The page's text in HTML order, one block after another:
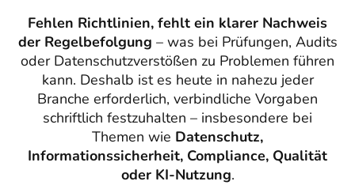
Fehlen Richtlinien, fehlt ein klarer Nachweis
der Regelbefolgung – was bei Prüfungen, Audits
oder Datenschutzverstößen zu Problemen führen
kann. Deshalb ist es heute in nahezu jeder
Branche erforderlich, verbindliche Vorgaben
schriftlich festzuhalten – insbesondere bei
Themen wie Datenschutz,
Informationssicherheit, Compliance, Qualität
oder KI-Nutzung.